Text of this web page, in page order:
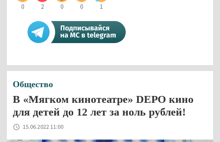
0 2 0 0 1
Общество
В «Мягком кинотеатре» DEPO кино
для детей до 12 лет за ноль рублей!
15.06.2022 11:00